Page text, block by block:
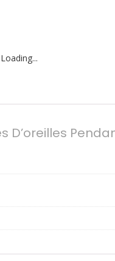
D’oreilles